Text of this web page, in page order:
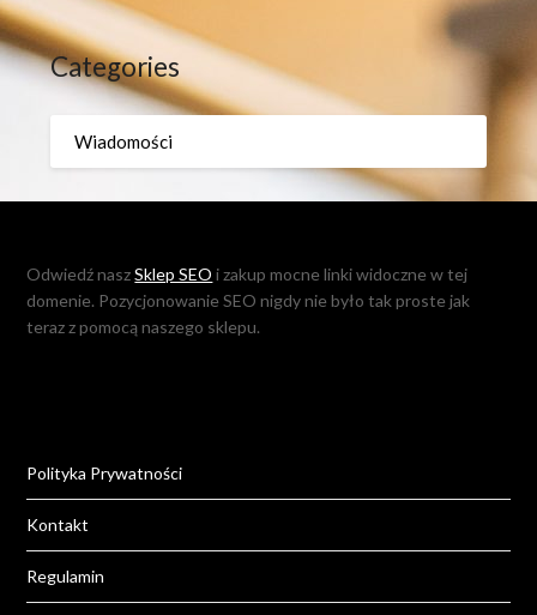
Categories
Wiadomości
Odwiedź naszSklep SEO i zakup mocne linki widoczne w tej
domenie. Pozycjonowanie SEO nigdy nie było tak proste jak
teraz z pomocą naszego sklepu.
Polityka Prywatności
Kontakt
Regulamin